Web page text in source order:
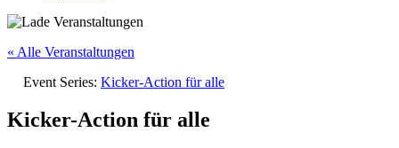
« Alle Veranstaltungen
Event Series: Kicker-Action für alle
Kicker-Action für alle